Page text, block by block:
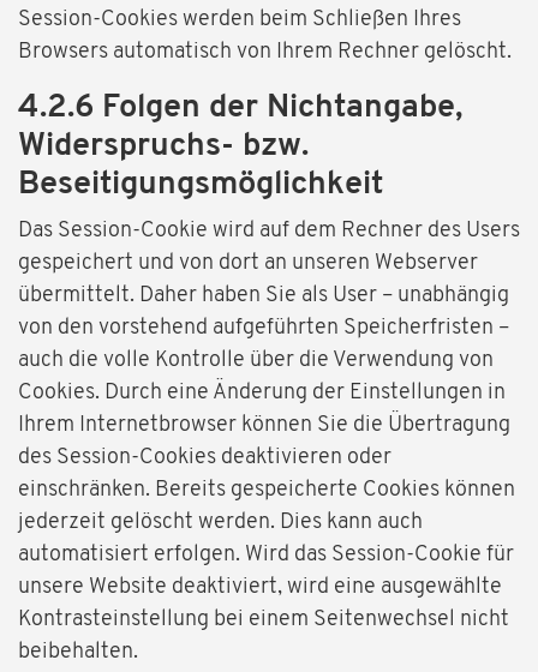
Session-Cookies werden beim Schließen Ihres
Browsers automatisch von Ihrem Rechner gelöscht.
4.2.6 Folgen der Nichtangabe,
Widerspruchs- bzw.
Beseitigungsmöglichkeit
Das Session-Cookie wird auf dem Rechner des Users
gespeichert und von dort an unseren Webserver
übermittelt. Daher haben Sie als User – unabhängig
von den vorstehend aufgeführten Speicherfristen –
auch die volle Kontrolle über die Verwendung von
Cookies. Durch eine Änderung der Einstellungen in
Ihrem Internetbrowser können Sie die Übertragung
des Session-Cookies deaktivieren oder
einschränken. Bereits gespeicherte Cookies können
jederzeit gelöscht werden. Dies kann auch
automatisiert erfolgen. Wird das Session-Cookie für
unsere Website deaktiviert, wird eine ausgewählte
Kontrasteinstellung bei einem Seitenwechsel nicht
beibehalten.